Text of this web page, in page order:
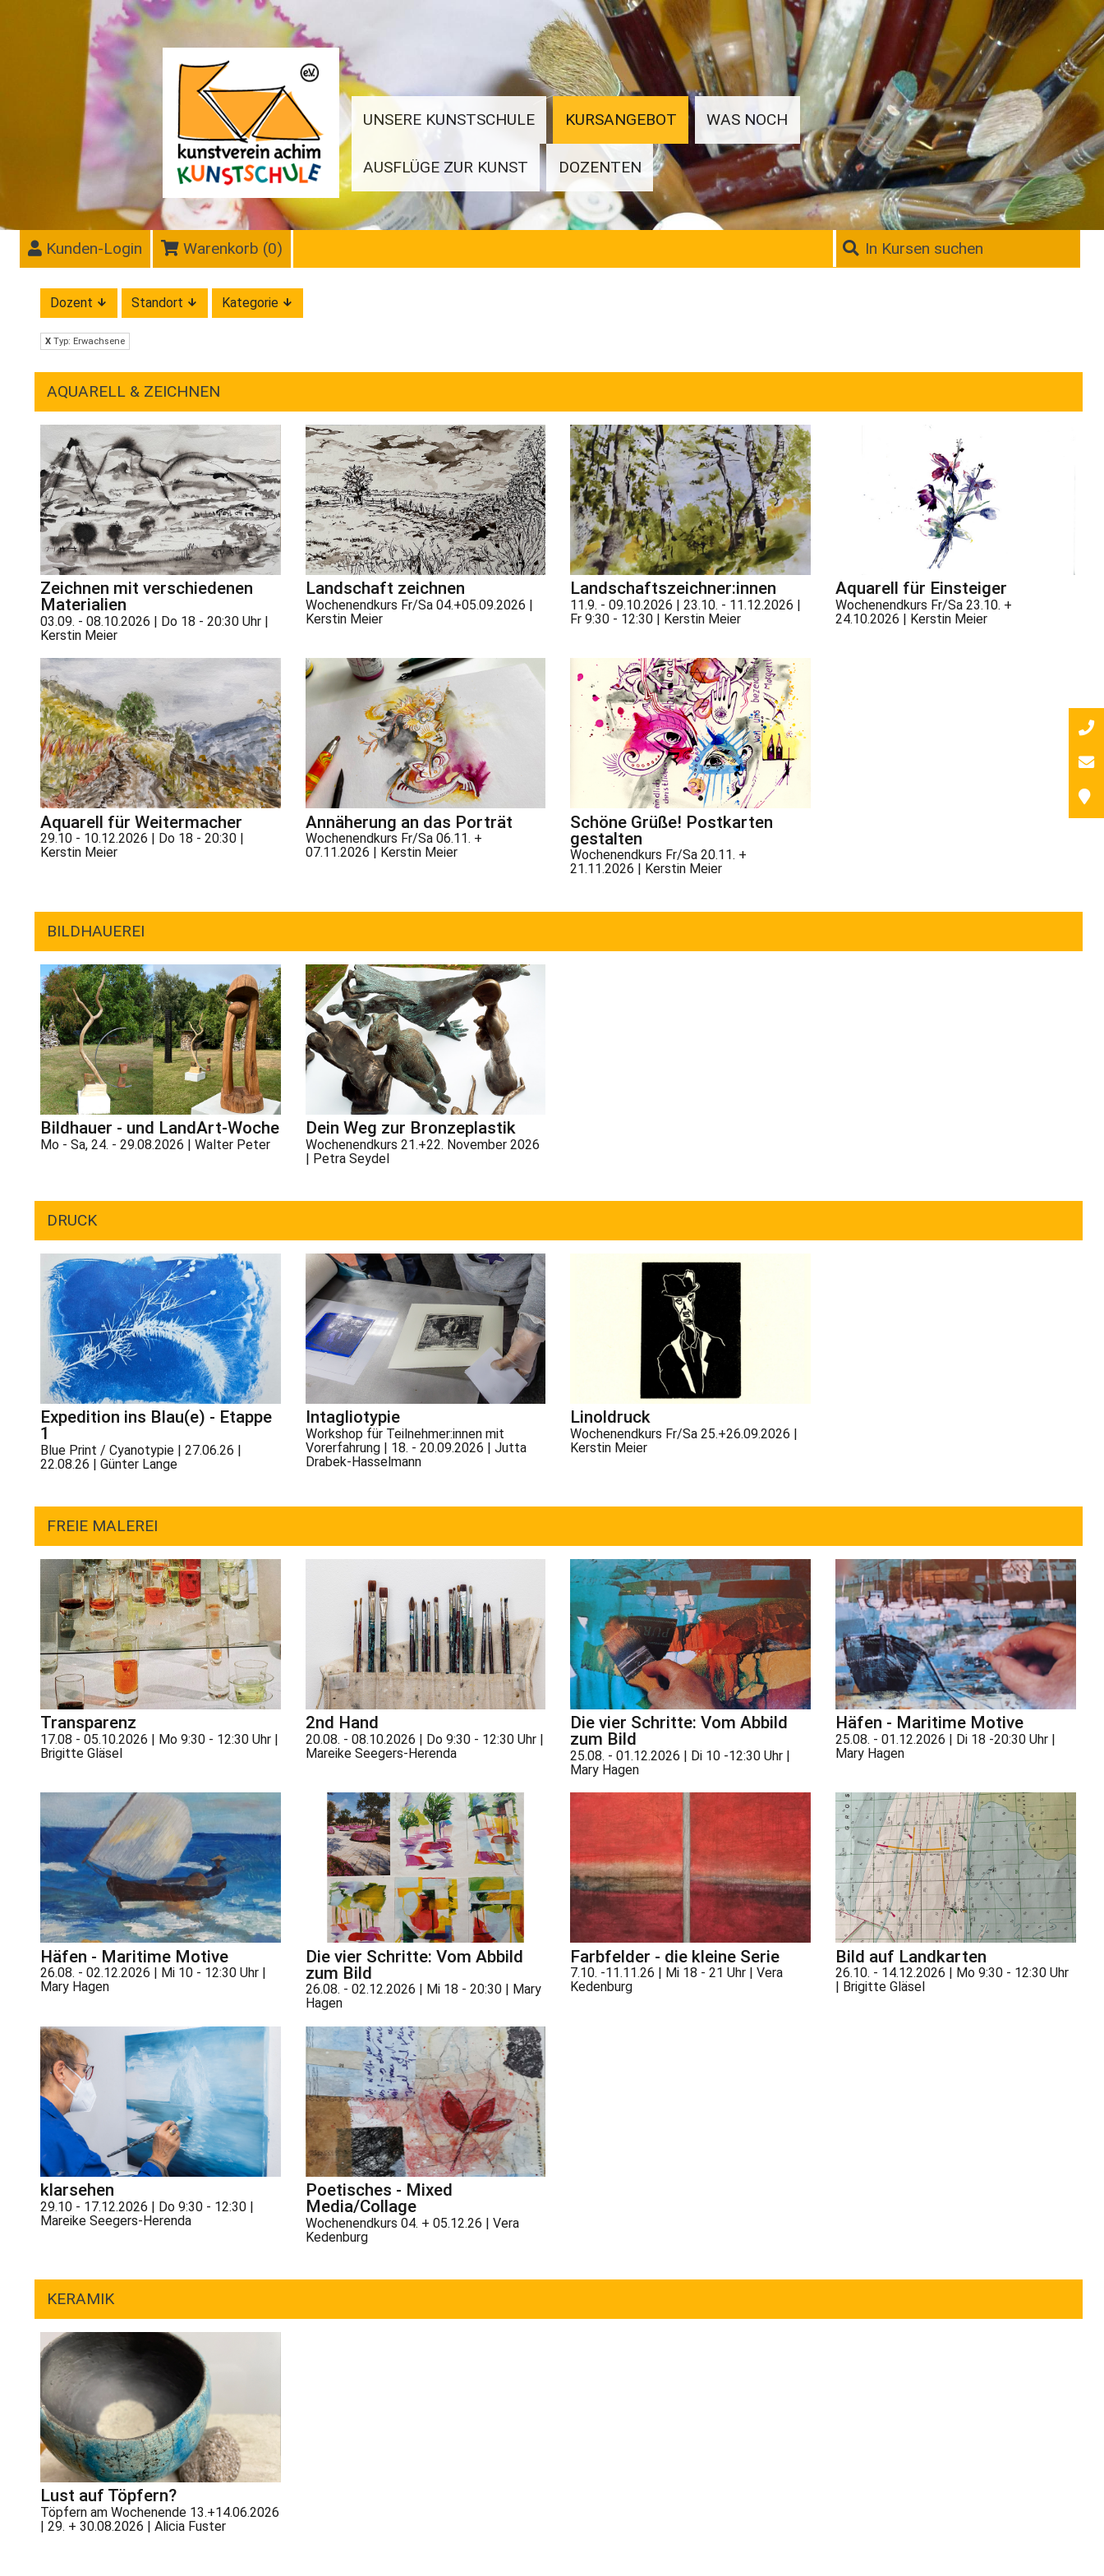
UNSERE KUNSTSCHULE KURSANGEBOT WAS NOCH
AUSFLÜGE ZUR KUNST DOZENTEN
Kunden-Login Warenkorb (0)
Dozent Standort Kategorie
XTyp: Erwachsene
AQUARELL & ZEICHNEN
Zeichnen mit verschiedenen
Materialien
03.09. - 08.10.2026 | Do 18 - 20:30 Uhr |
Kerstin Meier
Landschaft zeichnen
Wochenendkurs Fr/Sa 04.+05.09.2026 |
Kerstin Meier
Landschaftszeichner:innen
11.9. - 09.10.2026 | 23.10. - 11.12.2026 |
Fr 9:30 - 12:30 | Kerstin Meier
Aquarell für Einsteiger
Wochenendkurs Fr/Sa 23.10. +
24.10.2026 | Kerstin Meier
Aquarell für Weitermacher
29.10 - 10.12.2026 | Do 18 - 20:30 |
Kerstin Meier
Annäherung an das Porträt
Wochenendkurs Fr/Sa 06.11. +
07.11.2026 | Kerstin Meier
Schöne Grüße! Postkarten
gestalten
Wochenendkurs Fr/Sa 20.11. +
21.11.2026 | Kerstin Meier
BILDHAUEREI
Bildhauer - und LandArt-Woche
Mo - Sa, 24. - 29.08.2026 | Walter Peter
Dein Weg zur Bronzeplastik
Wochenendkurs 21.+22. November 2026
| Petra Seydel
DRUCK
Expedition ins Blau(e) - Etappe
1
Blue Print / Cyanotypie | 27.06.26 |
22.08.26 | Günter Lange
Intagliotypie
Workshop für Teilnehmer:innen mit
Vorerfahrung | 18. - 20.09.2026 | Jutta
Drabek-Hasselmann
Linoldruck
Wochenendkurs Fr/Sa 25.+26.09.2026 |
Kerstin Meier
FREIE MALEREI
Transparenz
17.08 - 05.10.2026 | Mo 9:30 - 12:30 Uhr |
Brigitte Gläsel
2nd Hand
20.08. - 08.10.2026 | Do 9:30 - 12:30 Uhr |
Mareike Seegers-Herenda
Die vier Schritte: Vom Abbild
zum Bild
25.08. - 01.12.2026 | Di 10 -12:30 Uhr |
Mary Hagen
Häfen - Maritime Motive
25.08. - 01.12.2026 | Di 18 -20:30 Uhr |
Mary Hagen
Häfen - Maritime Motive
26.08. - 02.12.2026 | Mi 10 - 12:30 Uhr |
Mary Hagen
Die vier Schritte: Vom Abbild
zum Bild
26.08. - 02.12.2026 | Mi 18 - 20:30 | Mary
Hagen
Farbfelder - die kleine Serie
7.10. -11.11.26 | Mi 18 - 21 Uhr | Vera
Kedenburg
Bild auf Landkarten
26.10. - 14.12.2026 | Mo 9:30 - 12:30 Uhr
| Brigitte Gläsel
klarsehen
29.10 - 17.12.2026 | Do 9:30 - 12:30 |
Mareike Seegers-Herenda
Poetisches - Mixed
Media/Collage
Wochenendkurs 04. + 05.12.26 | Vera
Kedenburg
KERAMIK
Lust auf Töpfern?
Töpfern am Wochenende 13.+14.06.2026
| 29. + 30.08.2026 | Alicia Fuster